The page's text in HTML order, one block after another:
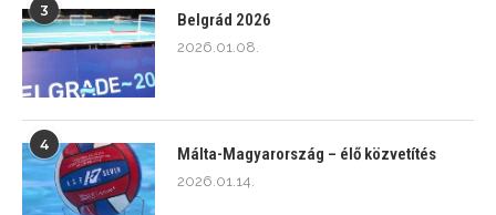
3
Belgrád 2026
2026.01.08.
4
Málta-Magyarország – élő közvetítés
2026.01.14.